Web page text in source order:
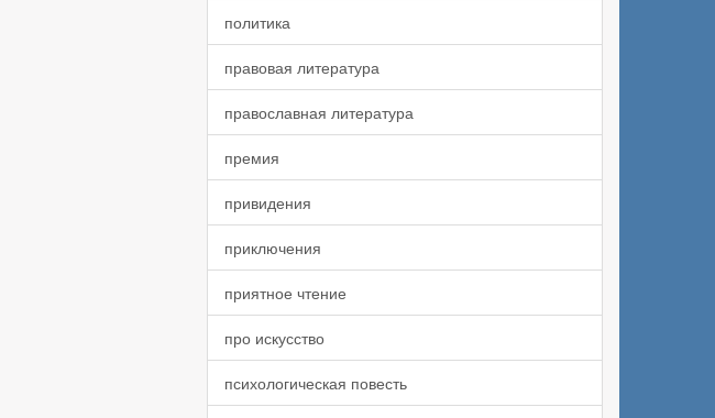
политика
правовая литература
православная литература
премия
привидения
приключения
приятное чтение
про искусство
психологическая повесть